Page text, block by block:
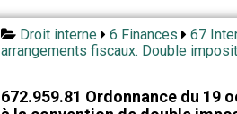
Droit interne 6 Finances
67
arrangements fiscaux. Double
672.959.81 Ordonnance du 19